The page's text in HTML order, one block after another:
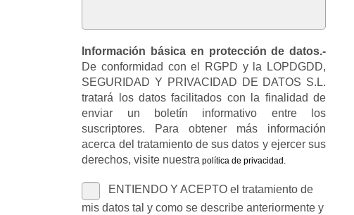
Información básica en protección de datos.-
De conformidad con el RGPD y la LOPDGDD,
SEGURIDAD Y PRIVACIDAD DE DATOS S.L.
tratará los datos facilitados con la finalidad de
enviar un boletín informativo entre los
suscriptores. Para obtener más información
acerca del tratamiento de sus datos y ejercer sus
derechos, visite nuestra política de privacidad .
ENTIENDO Y ACEPTO el tratamiento de
mis datos tal y como se describe anteriormente y